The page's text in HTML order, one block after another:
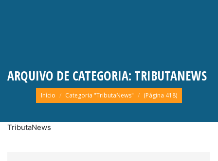
ARQUIVO DE CATEGORIA: TRIBUTANEWS
Você está aqui:
Início Categoria "TributaNews" (Página 418)
TributaNews